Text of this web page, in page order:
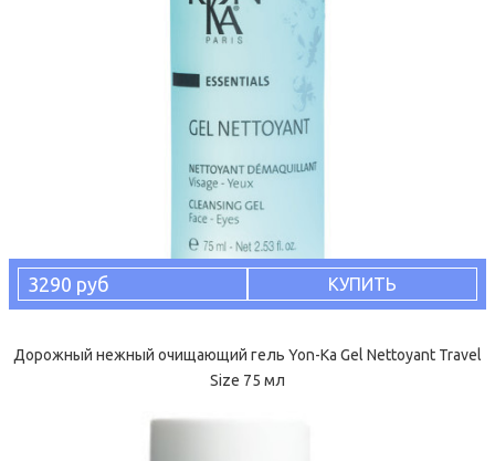
3290 руб КУПИТЬ
Дорожный нежный очищающий гель Yon-Ka Gel Nettoyant Travel
Size 75 мл